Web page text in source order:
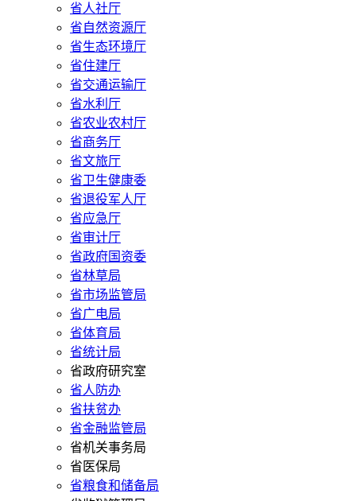
省人社厅
省自然资源厅
省生态环境厅
省住建厅
省交通运输厅
省水利厅
省农业农村厅
省商务厅
省文旅厅
省卫生健康委
省退役军人厅
省应急厅
省审计厅
省政府国资委
省林草局
省市场监管局
省广电局
省体育局
省统计局
省政府研究室
省人防办
省扶贫办
省金融监管局
省机关事务局
省医保局
省粮食和储备局